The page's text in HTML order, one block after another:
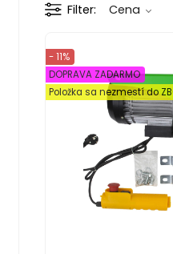
Filter Cena
- 11%
DOPRAVA ZADARMO
Položka sa nezmestí do